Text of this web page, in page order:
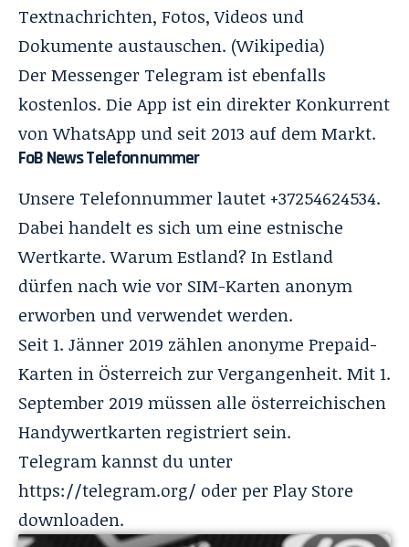
Textnachrichten, Fotos, Videos und
Dokumente austauschen. (Wikipedia)
Der Messenger Telegram ist ebenfalls
kostenlos. Die App ist ein direkter Konkurrent
von WhatsApp und seit 2013 auf dem Markt.
FoB News Telefonnummer
Unsere Telefonnummer lautet +37254624534.
Dabei handelt es sich um eine estnische
Wertkarte. Warum Estland? In Estland
dürfen nach wie vor SIM-Karten anonym
erworben und verwendet werden.
Seit 1. Jänner 2019 zählen anonyme Prepaid-
Karten in Österreich zur Vergangenheit. Mit 1.
September 2019 müssen alle österreichischen
Handywertkarten registriert sein.
Telegram kannst du unter
https://telegram.org/ oder per Play Store
downloaden.